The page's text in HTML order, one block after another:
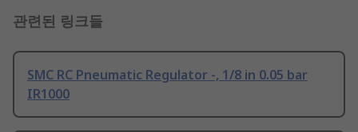
관련된 링크들
SMC RC Pneumatic Regulator -, 1/8 in 0.05 bar
IR1000